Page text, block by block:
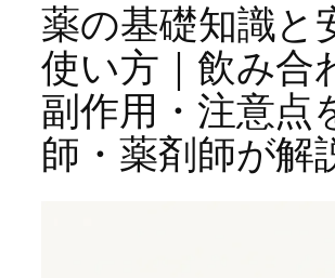
薬の基礎知識と
使い方｜飲み合
副作用・注意点
師・薬剤師が解